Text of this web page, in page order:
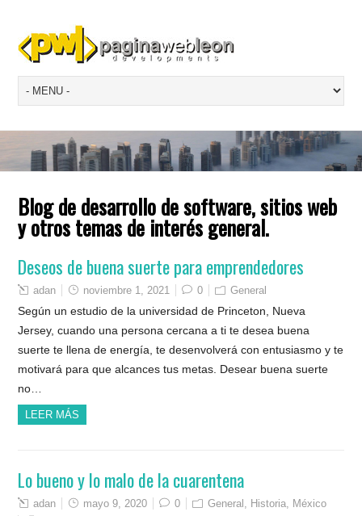
Blog de desarrollo de software, sitios web
y otros temas de interés general.
Deseos de buena suerte para emprendedores
adan noviembre 1, 2021 0 General
Según un estudio de la universidad de Princeton, Nueva
Jersey, cuando una persona cercana a ti te desea buena
suerte te llena de energía, te desenvolverá con entusiasmo y te
motivará para que alcances tus metas. Desear buena suerte
no…
LEER MÁS
Lo bueno y lo malo de la cuarentena
adan mayo 9, 2020 0 General Historia
México